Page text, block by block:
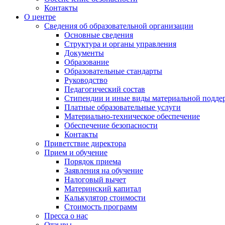
Контакты
О центре
Сведения об образовательной организации
Основные сведения
Структура и органы управления
Документы
Образование
Образовательные стандарты
Руководство
Педагогический состав
Стипендии и иные виды материальной
Платные образовательные услуги
Материально-техническое обеспечение
Обеспечение безопасности
Контакты
Приветствие директора
Прием и обучение
Порядок приема
Заявления на обучение
Налоговый вычет
Материнский капитал
Калькулятор стоимости
Стоимость программ
Пресса о нас